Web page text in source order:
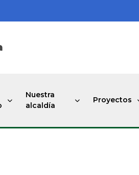
Nuestra
alcaldía
Proyectos